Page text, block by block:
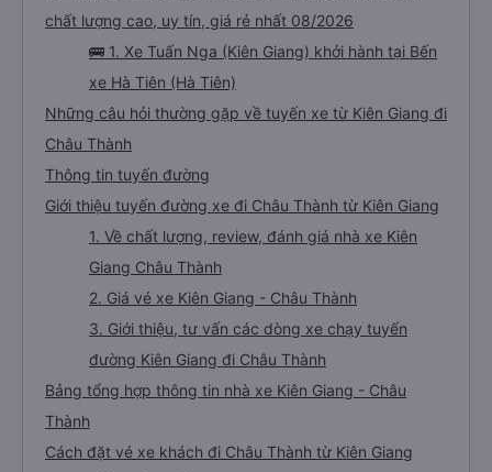
chất lượng cao, uy tín, giá rẻ nhất 08/2026
🚌 1. Xe Tuấn Nga (Kiên Giang) khởi hành tại Bến
xe Hà Tiên (Hà Tiên)
Những câu hỏi thường gặp về tuyến xe từ Kiên Giang đi
Châu Thành
Thông tin tuyến đường
Giới thiệu tuyến đường xe đi Châu Thành từ Kiên Giang
1. Về chất lượng, review, đánh giá nhà xe Kiên
Giang Châu Thành
2. Giá vé xe Kiên Giang - Châu Thành
3. Giới thiệu, tư vấn các dòng xe chạy tuyến
đường Kiên Giang đi Châu Thành
Bảng tổng hợp thông tin nhà xe Kiên Giang - Châu
Thành
Cách đặt vé xe khách đi Châu Thành từ Kiên Giang